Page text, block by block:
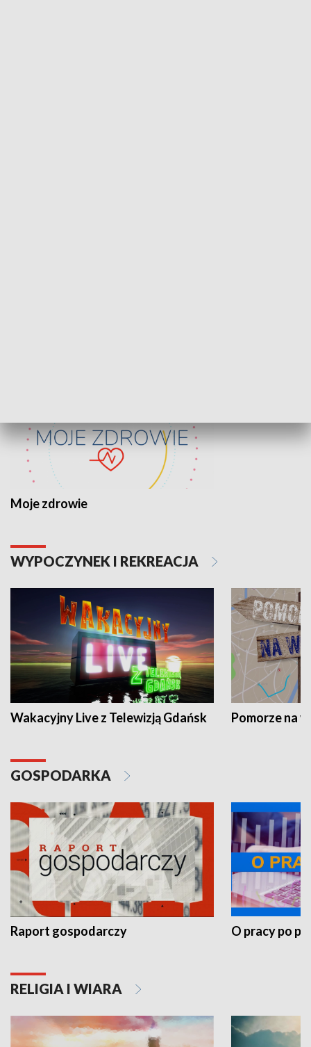
Moje zdrowie
WYPOCZYNEK I REKREACJA
Wakacyjny Live z Telewizją Gdańsk Pomorze na
GOSPODARKA
Raport gospodarczy O pracy po
RELIGIA I WIARA